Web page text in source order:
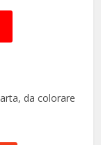
da colorare